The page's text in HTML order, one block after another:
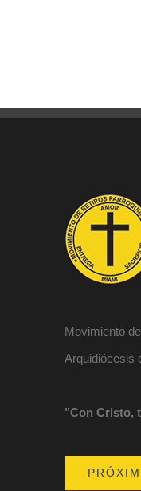
Movimiento
Arquidiócesis
"Con Cristo,